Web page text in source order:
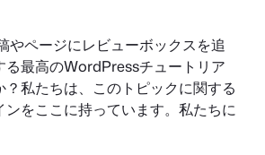
やページにレビューボックスを追
る最高のWordPressチュートリア
？私たちは、このトピックに関する
をここに持っています。私たちに